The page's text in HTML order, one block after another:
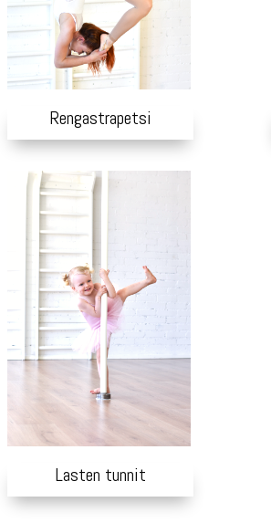
Rengastrapetsi
Lasten tunnit